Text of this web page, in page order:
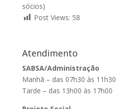
sócios)
Post Views: 58
Atendimento
SABSA/Administração
Manhã – das 07h30 às 11h30
Tarde – das 13h00 às 17h00